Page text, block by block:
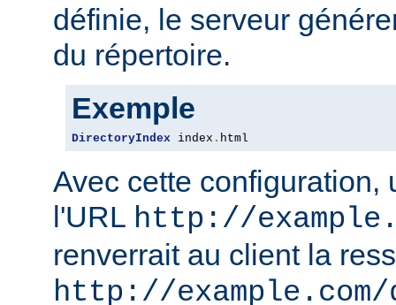
définie, le serveur
du répertoire.
Exemple
DirectoryIndex index . html
Avec cette configuration,
l'URL http://
renverrait au client la
http://